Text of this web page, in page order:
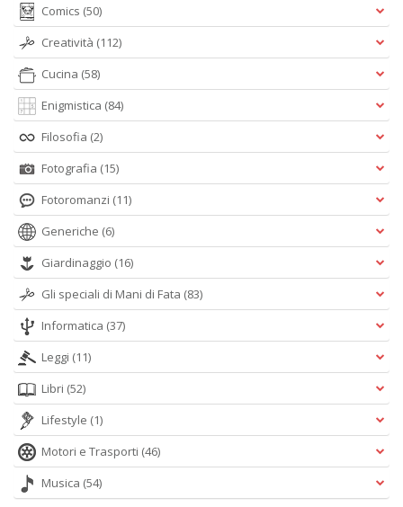
Comics (50)
Creatività (112)
Cucina (58)
Enigmistica (84)
Filosofia (2)
Fotografia (15)
Fotoromanzi (11)
Generiche (6)
Giardinaggio (16)
Gli speciali di Mani di Fata (83)
Informatica (37)
Leggi (11)
Libri (52)
Lifestyle (1)
Motori e Trasporti (46)
Musica (54)